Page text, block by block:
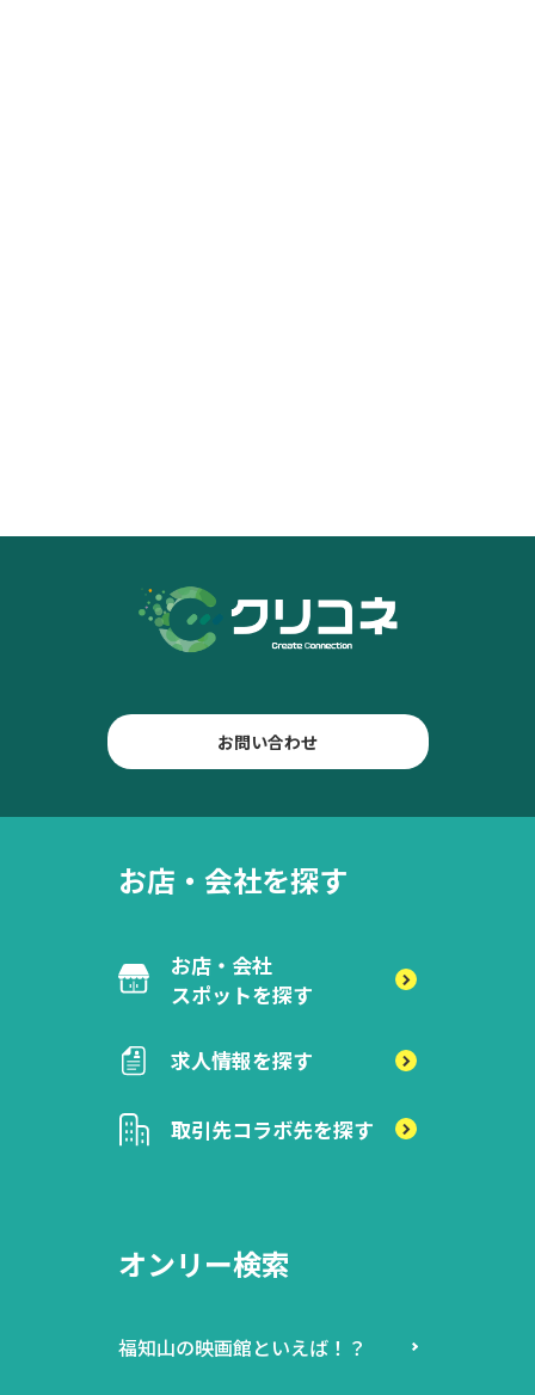
お問い合わせ
お店・会社を探す
お店・会社
スポットを探す
求人情報を探す
取引先コラボ先を探す
オンリー検索
福知山の映画館といえば！？